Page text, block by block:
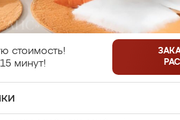
стоимость!
минут!